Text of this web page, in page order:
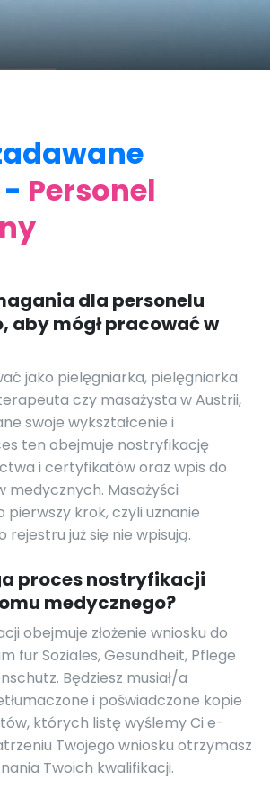
Personel
dla personelu
aby mógł pracować w
jako pielęgniarka, pielęgniarka
czy masażysta w Austrii,
swoje wykształcenie i
ten obejmuje nostryfikację
i certyfikatów oraz wpis do
medycznych. Masażyści
krok, czyli uznanie
rejestru już się nie wpisują.
proces nostryfikacji
medycznego?
obejmuje złożenie wniosku do
für Soziales, Gesundheit, Pflege
Będziesz musiał/a
i poświadczone kopie
których listę wyślemy Ci e-
Twojego wniosku otrzymasz
Twoich kwalifikacji.